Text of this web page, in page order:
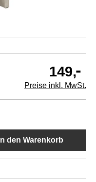
149,
-
Preise inkl. MwSt.
In den Warenkorb